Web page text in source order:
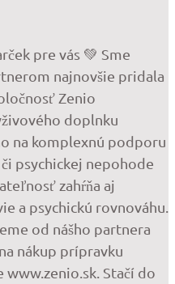
pre vás 💚 Sme
najnovšie pridala
Zenio
doplnku
na komplexnú podporu
psychickej nepohode
zahŕňa aj
a psychickú rovnováhu.
od nášho partnera
nákup prípravku
www.zenio.sk. Stačí do